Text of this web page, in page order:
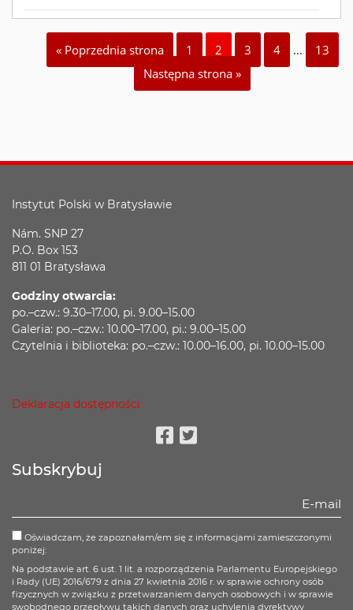
« Poprzednia strona 1 2 3 4 …
13
Następna strona »
Instytut Polski w Bratysławie
Nám. SNP 27
P.O. Box 153
811 01 Bratysława
Godziny otwarcia:
po.–czw.: 9.30–17.00, pi. 9.00–15.00
Galeria: po.–czw.: 10.00–17.00, pi.: 9.00–15.00
Czytelnia i biblioteka: po.–czw.: 10.00–16.00, pi. 10.00–15.00
Deklaracja dostępności
Subskrybuj
Oświadczam, że zapoznałam/em się z informacjami zamieszczonymi
poniżej:
Na podstawie art. 6 ust. 1 lit. a rozporządzenia Parlamentu Europejskiego
i Rady (UE) 2016/679 z dnia 27 kwietnia 2016 r. w sprawie ochrony osób
fizycznych w związku z przetwarzaniem danych osobowych i w sprawie
swobodnego przepływu takich danych oraz uchylenia dyrektywy